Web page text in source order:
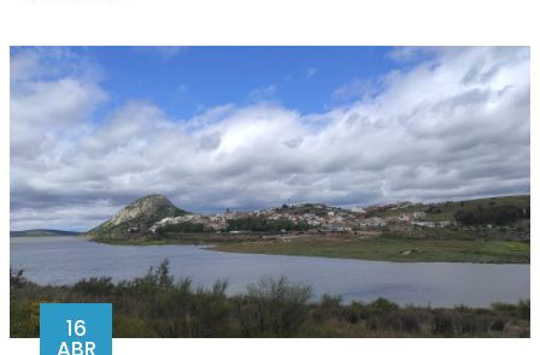
16
ABR